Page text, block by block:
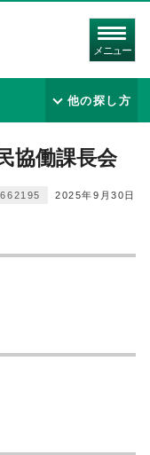
メニュー
他の探し方
働課長会
2025年9月30日